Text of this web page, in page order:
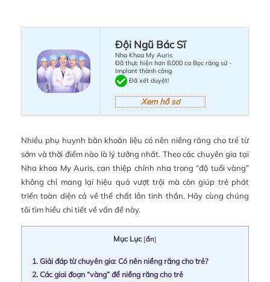
Đội Ngũ Bác Sĩ
Nha Khoa My Auris
Đã thực hiện hơn 8.000 ca Bọc răng sứ -
Implant thành công
Đã xét duyệt!
Xem hồ sơ
Nhiều phụ huynh băn khoăn liệu có nên niềng răng cho trẻ từ
sớm và thời điểm nào là lý tưởng nhất. Theo các chuyên gia tại
Nha khoa My Auris, can thiệp chỉnh nha trong “độ tuổi vàng”
không chỉ mang lại hiệu quả vượt trội mà còn giúp trẻ phát
triển toàn diện cả về thể chất lẫn tinh thần. Hãy cùng chúng
tôi tìm hiểu chi tiết về vấn đề này.
Mục Lục [ẩn]
1. Giải đáp từ chuyên gia: Có nên niềng răng cho trẻ?
2. Các giai đoạn “vàng” để niềng răng cho trẻ